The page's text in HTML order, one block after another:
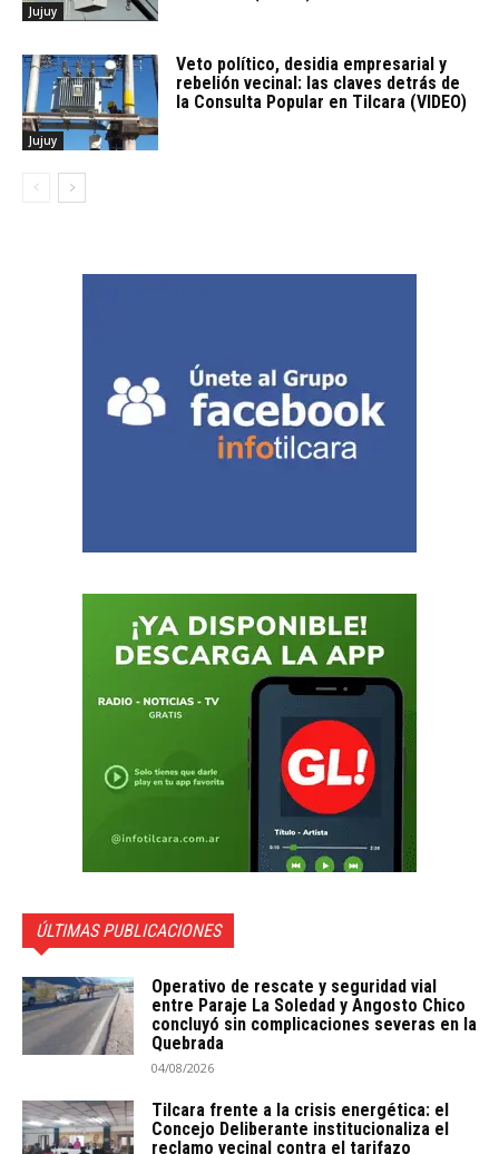
Jujuy
Jujuy
Veto político, desidia empresarial y
rebelión vecinal: las claves detrás de
la Consulta Popular en Tilcara (VIDEO)
ÚLTIMAS PUBLICACIONES
Operativo de rescate y seguridad vial
entre Paraje La Soledad y Angosto Chico
concluyó sin complicaciones severas en la
Quebrada
04/08/2026
Tilcara frente a la crisis energética: el
Concejo Deliberante institucionaliza el
reclamo vecinal contra el tarifazo